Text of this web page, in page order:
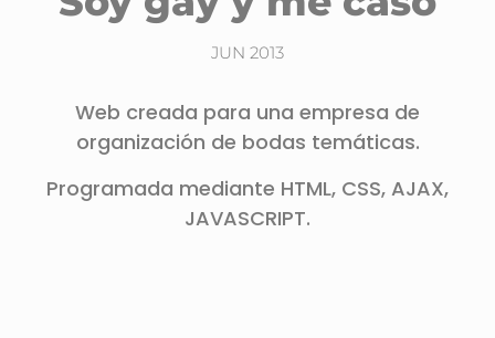
JUN 2013
Web creada para una empresa de
organización de bodas temáticas.
Programada mediante HTML, CSS, AJAX,
JAVASCRIPT.